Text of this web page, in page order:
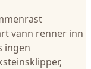
vann renner inn
ingen